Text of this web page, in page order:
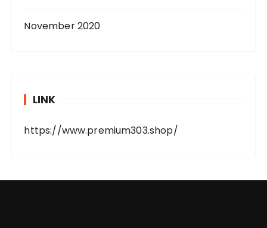
November 2020
LINK
https://www.premium303.shop/